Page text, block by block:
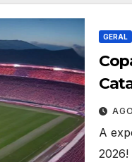
GERAL
A
2026!